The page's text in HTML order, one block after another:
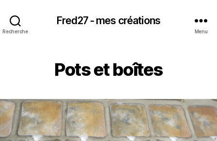
Recherche
Fred27 - mes créations
Menu
Pots et boîtes